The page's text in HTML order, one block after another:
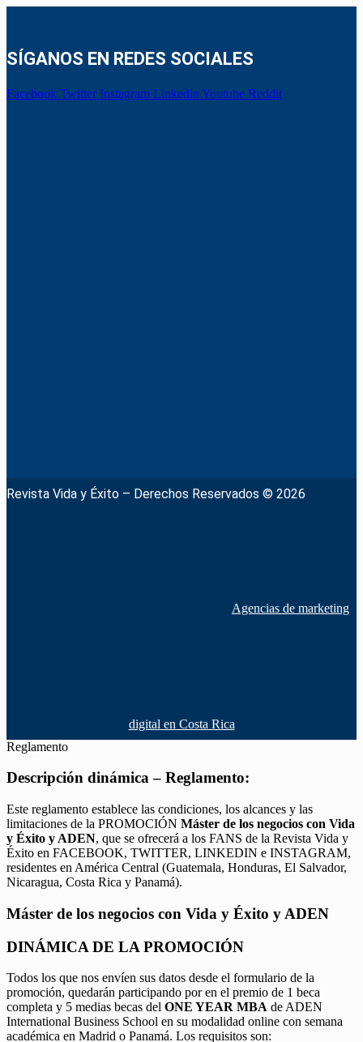
SÍGANOS EN REDES SOCIALES
Facebook Twitter Instagram Linkedin Youtube Reddit
Revista Vida y Éxito – Derechos Reservados © 2026
Agencias de marketing
digital en Costa Rica
Reglamento
Descripción dinámica – Reglamento:
Este reglamento establece las condiciones, los alcances y las
limitaciones de la PROMOCIÓN Máster de los negocios con Vida
y Éxito y ADEN, que se ofrecerá a los FANS de la Revista Vida y
Éxito en FACEBOOK, TWITTER, LINKEDIN e INSTAGRAM,
residentes en América Central (Guatemala, Honduras, El Salvador,
Nicaragua, Costa Rica y Panamá).
Máster de los negocios con Vida y Éxito y ADEN
DINÁMICA DE LA PROMOCIÓN
Todos los que nos envíen sus datos desde el formulario de la
promoción, quedarán participando por en el premio de 1 beca
completa y 5 medias becas del ONE YEAR MBA de ADEN
International Business School en su modalidad online con semana
académica en Madrid o Panamá. Los requisitos son: